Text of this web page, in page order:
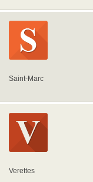
Saint-Marc
Verettes